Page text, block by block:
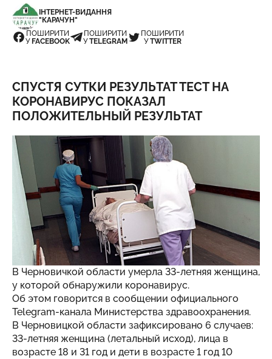
ІНТЕРНЕТ-ВИДАННЯ
"КАРАЧУН"
ПОШИРИТИ
У FACEBOOK
ПОШИРИТИ
УTELEGRAM
ПОШИРИТИ
УTWITTER
СПУСТЯ СУТКИ РЕЗУЛЬТАТ ТЕСТ НА
КОРОНАВИРУС ПОКАЗАЛ
ПОЛОЖИТЕЛЬНЫЙ РЕЗУЛЬТАТ
В Черновичкой области умерла 33-летняя женщина,
у которой обнаружили коронавирус.
Об этом говорится в сообщении официального
Telegram-канала Министерства здравоохранения.
В Черновицкой области зафиксировано 6 случаев:
33-летняя женщина (летальный исход), лица в
возрасте 18 и 31 год и дети в возрасте 1 год 10